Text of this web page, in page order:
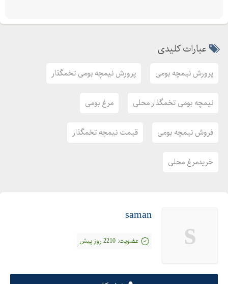
عبارات کلیدی
پرورش نیمچه بومی پرورش نیمچه بومی تخمگذار
نیمچه بومی تخمگذار محلی مرغ بومی
فروش نیمچه بومی قیمت نیمچه تخمگذار
خریدمرغ محلی
s
saman
عضویت: 2210 روز پیش